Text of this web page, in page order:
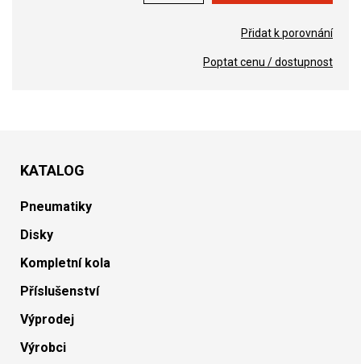
Přidat k porovnání
Poptat cenu / dostupnost
KATALOG
Pneumatiky
Disky
Kompletní kola
Příslušenství
Výprodej
Výrobci